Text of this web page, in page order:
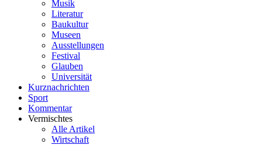
Musik
Literatur
Baukultur
Museen
Ausstellungen
Festival
Glauben
Universität
Kurznachrichten
Sport
Kommentar
Vermischtes
Alle Artikel
Wirtschaft